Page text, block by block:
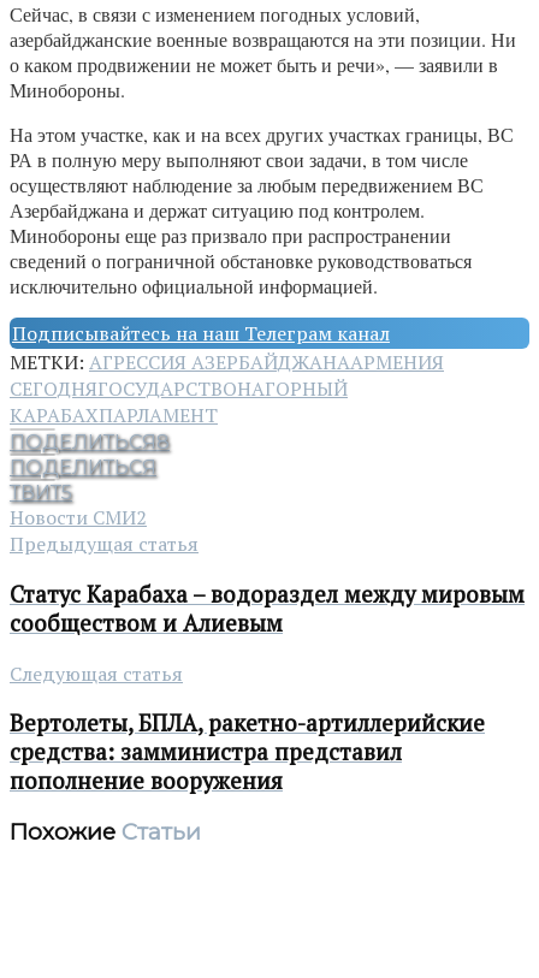
Сейчас, в связи с изменением погодных условий,
азербайджанские военные возвращаются на эти позиции. Ни
о каком продвижении не может быть и речи», — заявили в
Минобороны.
На этом участке, как и на всех других участках границы, ВС
РА в полную меру выполняют свои задачи, в том числе
осуществляют наблюдение за любым передвижением ВС
Азербайджана и держат ситуацию под контролем.
Минобороны еще раз призвало при распространении
сведений о пограничной обстановке руководствоваться
исключительно официальной информацией.
Подписывайтесь на наш Телеграм канал
МЕТКИ: АГРЕССИЯ АЗЕРБАЙДЖАНААРМЕНИЯ
СЕГОДНЯГОСУДАРСТВОНАГОРНЫЙ
КАРАБАХПАРЛАМЕНТ
ПОДЕЛИТЬСЯ8
ПОДЕЛИТЬСЯ
ТВИТ5
Новости СМИ2
Предыдущая статья
Статус Карабаха – водораздел между мировым
сообществом и Алиевым
Следующая статья
Вертолеты, БПЛА, ракетно-артиллерийские
средства: замминистра представил
пополнение вооружения
Похожие Статьи